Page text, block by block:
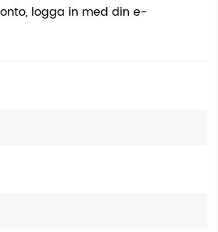
logga in med din e-